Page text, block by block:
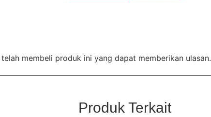
membeli produk ini yang dapat memberikan ulasan.
Produk Terkait